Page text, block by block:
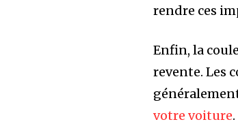
rendre ces
Enfin, la
revente. Les
votre voiture.